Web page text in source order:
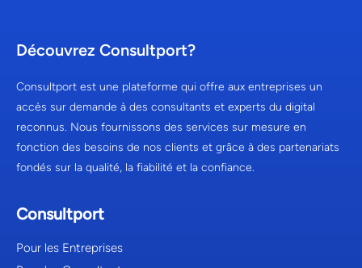
Découvrez Consultport?
Consultport est une plateforme qui offre aux entreprises un
accès sur demande à des consultants et experts du digital
reconnus. Nous fournissons des services sur mesure en
fonction des besoins de nos clients et grâce à des partenariats
fondés sur la qualité, la fiabilité et la confiance.
Consultport
Pour les Entreprises